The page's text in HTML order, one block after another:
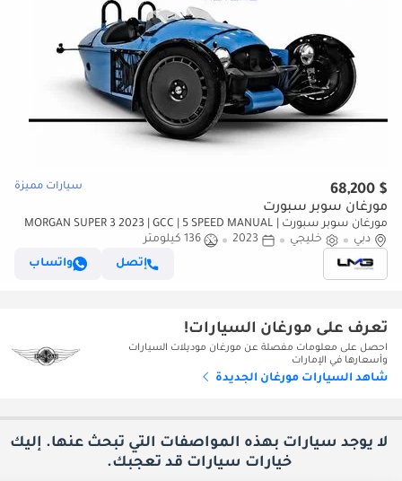
$ 68,200 سيارات مميزة
مورغان سوبر سبورت
مورغان سوبر سبورت MORGAN SUPER 3 2023 | GCC | 5 SPEED MANUAL |
DELIVERY MILEAGE
دبي خليجي 2023
136 كيلومتر
إتصل
واتساب
تعرف على مورغان السيارات!
احصل على معلومات مفصلة عن مورغان موديلات السيارات
وأسعارها في الإمارات
شاهد السيارات مورغان الجديدة
لا يوجد سيارات بهذه المواصفات التي تبحث عنها. إليك
خيارات سيارات قد تعجبك.